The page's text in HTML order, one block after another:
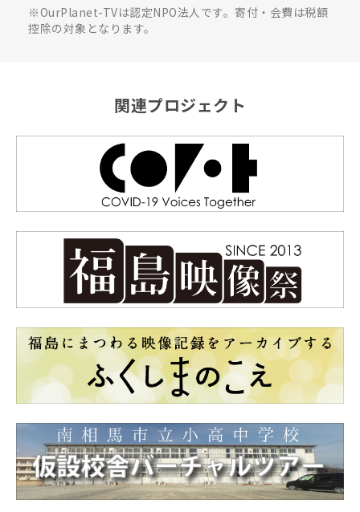
※OurPlanet-TVは認定NPO法人です。寄付・会費は税額
控除の対象となります。
関連プロジェクト